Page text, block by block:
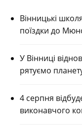
Вінницькі
поїздки до
У Вінниці
рятуємо
4 серпня
виконавчого